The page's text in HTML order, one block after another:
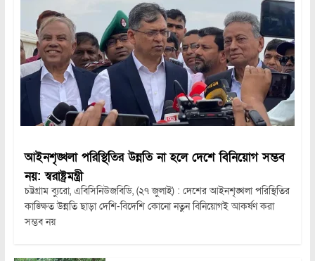
আইনশৃঙ্খলা পরিস্থিতির উন্নতি না হলে দেশে বিনিয়োগ সম্ভব
নয়: স্বরাষ্ট্রমন্ত্রী
চট্টগ্রাম ব্যুরো, এবিসিনিউজবিডি, (২৭ জুলাই) : দেশের আইনশৃঙ্খলা পরিস্থিতির
কাঙ্ক্ষিত উন্নতি ছাড়া দেশি-বিদেশি কোনো নতুন বিনিয়োগই আকর্ষণ করা
সম্ভব নয়